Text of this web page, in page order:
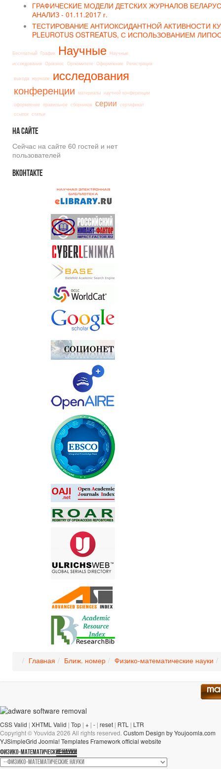
ГРАФИЧЕСКИЕ МОДЕЛИ ДЕТСКИХ ЖУРНАЛОВ
АНАЛИЗ - 01.11.2017 г.
ТЕСТИРОВАНИЕ АНТИОКСИДАНТНОЙ АКТИВНОСТИ
PLEUROTUS OSTREATUS, С ИСПОЛЬЗОВАНИЕМ
Бесплатный График Научные Научные
исследования Оргвзнос Оргкомитете Оформление Регистрация
выхода журнале исследования
конференции материалы научной конференции
оформление правильное сборников серии сертификат
ссылок статьи
Насайте
Сейчас на сайте 60 гостей и нет
пользователей
Вконтакте
Главная Ближ. номер Физико-математические науки
CSS Valid | XHTML Valid | Top | + | - | reset | RTL | LTR
Copyright ©Youvida 2026 All rights reserved. Custom Design by Youjoomla.com
YJSimpleGrid Joomla! Templates Framework official website
ФИЗИКО-МАТЕМАТИЧЕСКИЕ НАУКИ